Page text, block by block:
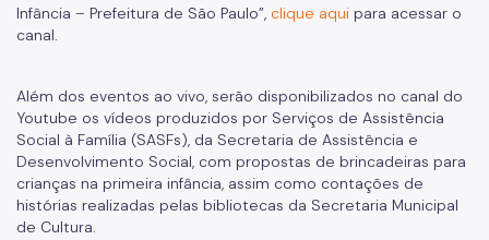
Infância – Prefeitura de São Paulo”, clique aqui para acessar o
canal.
Além dos eventos ao vivo, serão disponibilizados no canal do
Youtube os vídeos produzidos por Serviços de Assistência
Social à Família (SASFs), da Secretaria de Assistência e
Desenvolvimento Social, com propostas de brincadeiras para
crianças na primeira infância, assim como contações de
histórias realizadas pelas bibliotecas da Secretaria Municipal
de Cultura.